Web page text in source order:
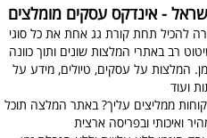
- אינדקס עסקים מומלצים
להכיל תחת קורת גג אחת את כל סוגי
רב באתרי המלצות שונים ותוך כוונה
המלצות על עסקים, טיולים, מידע על
ועוד
ממליצים עליך? באתר המלצה תוכל
ואיכותי ובפריסה ארצית